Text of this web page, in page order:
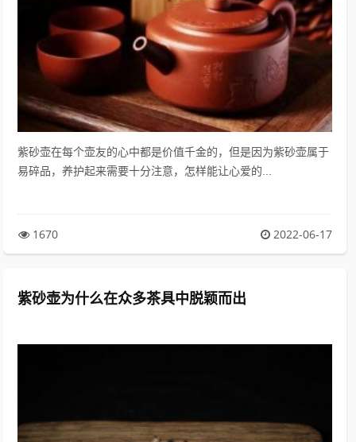
紫砂壶在每个壶友的心中都是价值千金的，但是因为紫砂壶属于
易碎品，养护起来需要十分注意，怎样能让心爱的...
1670 2022-06-17
紫砂壶为什么在众多茶具中脱颖而出